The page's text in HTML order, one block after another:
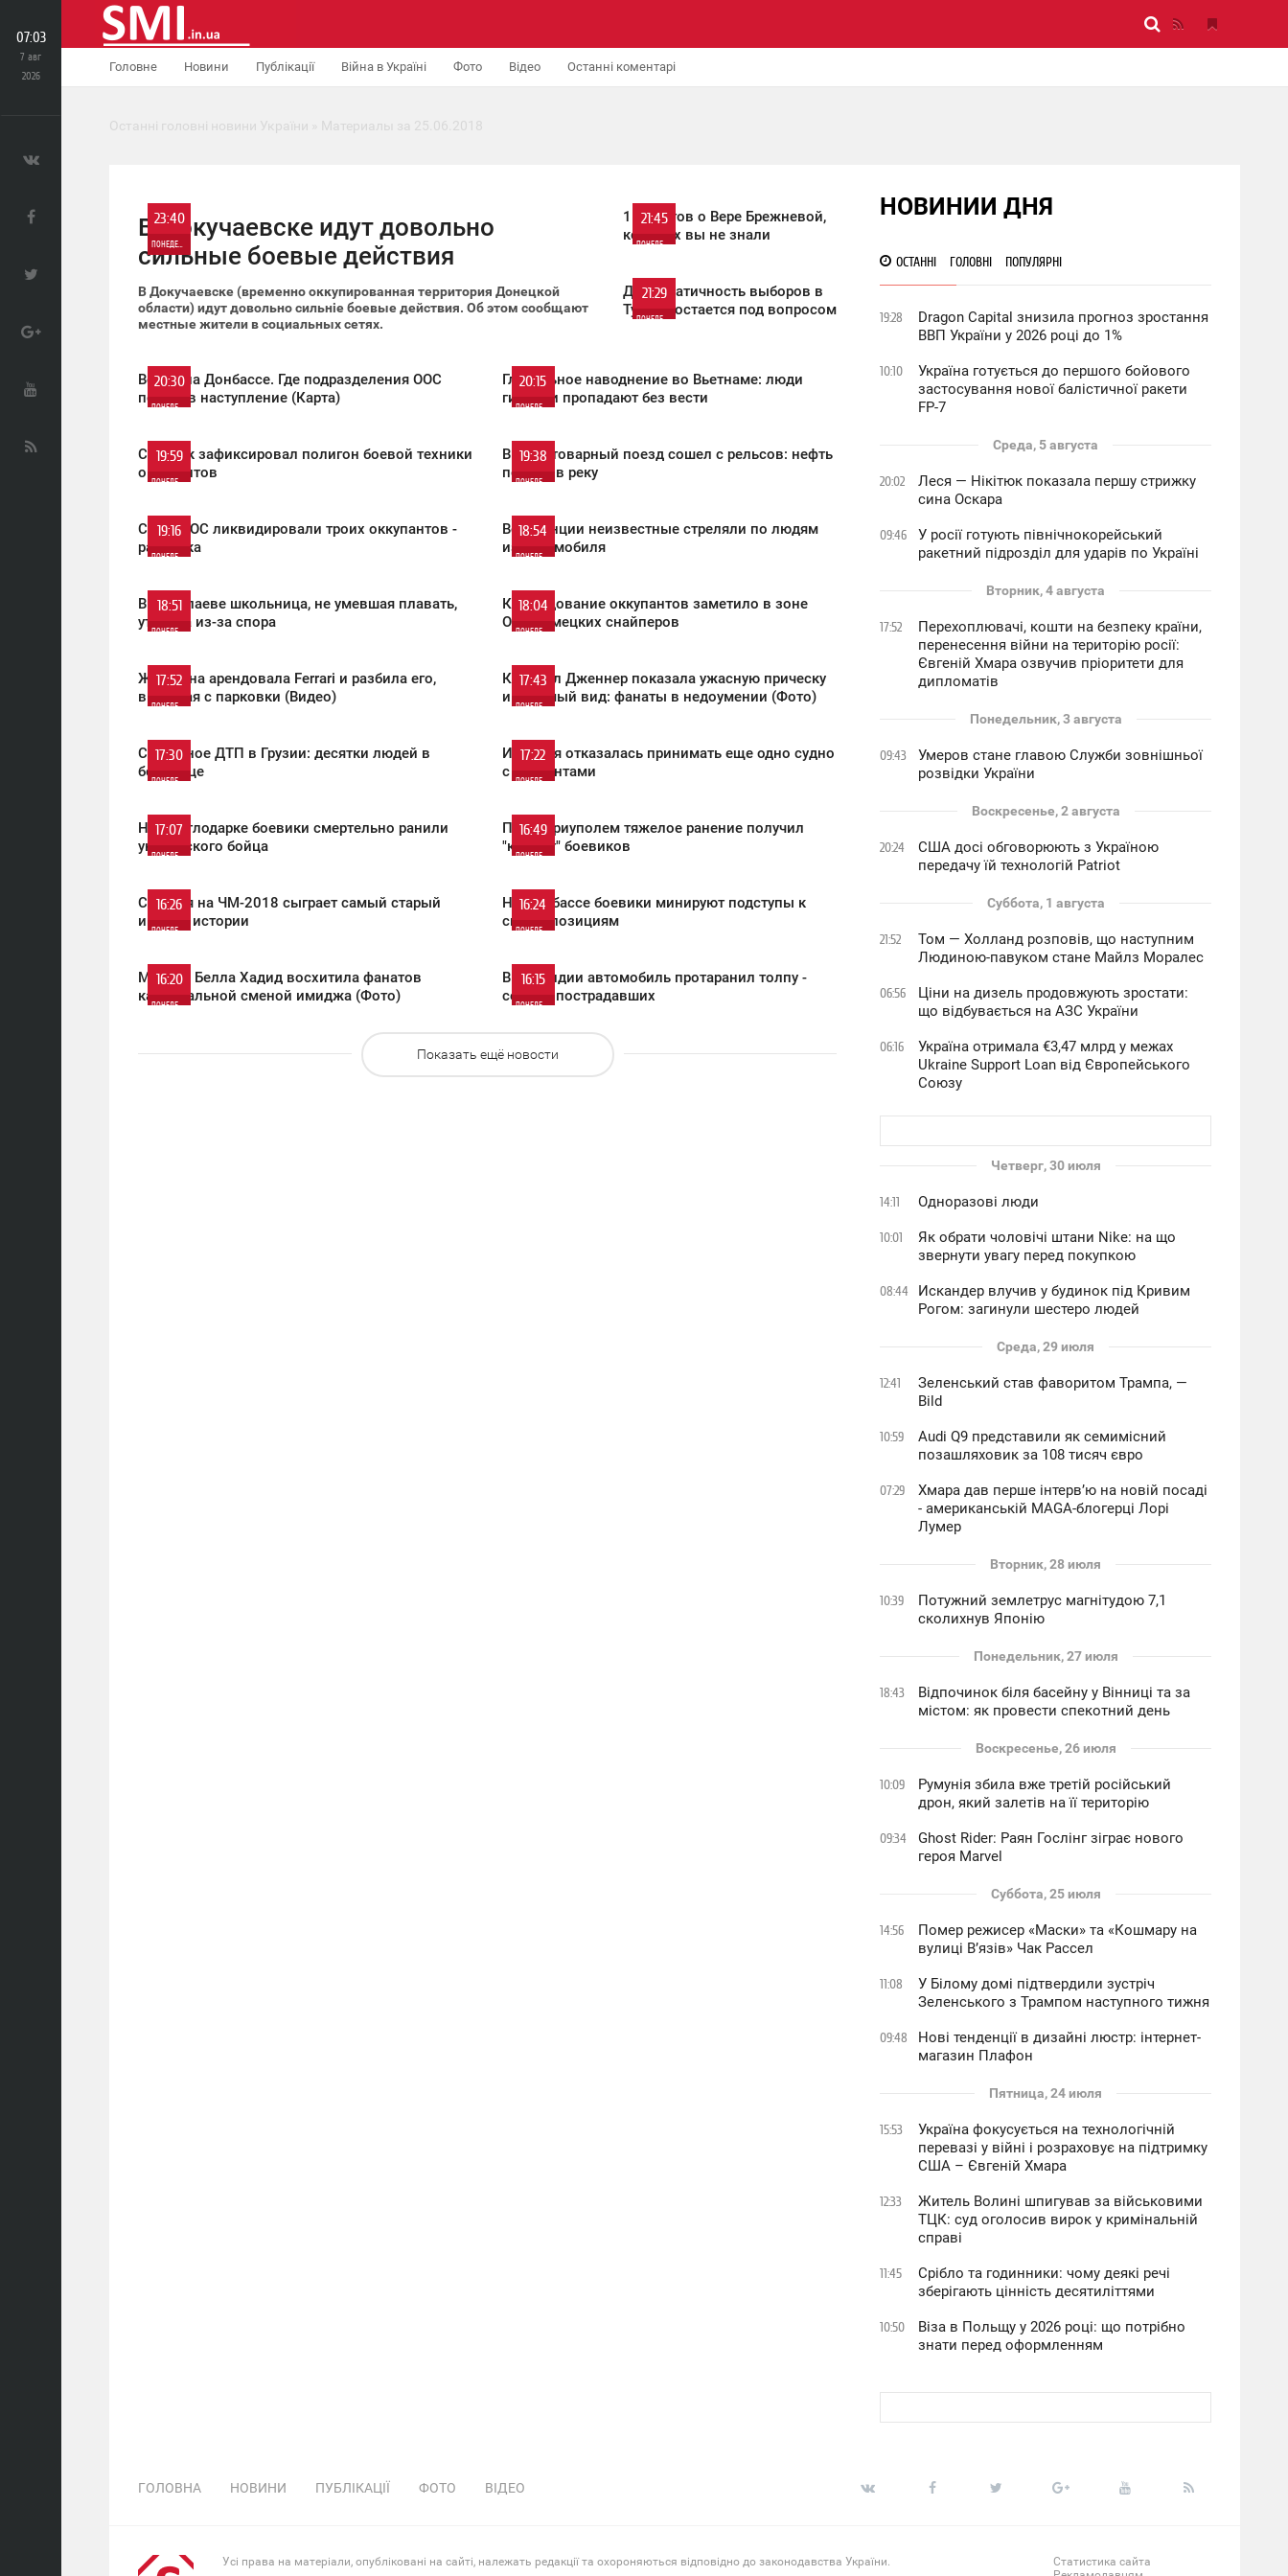
Головне Новини Публікації Війна в Україні Фото Відео Останні коментарі
07:03
7 авг
2026
Останні головні новини України » Материалы за 25.06.2018
23:40
ПОНЕДЕЛЬНИК
683
В Докучаевске идут довольно
сильные боевые действия
В Докучаевске (временно оккупированная территория Донецкой
области) идут довольно сильніе боевые действия. Об этом сообщают
местные жители в социальных сетях.
21:45
ПОНЕДЕЛЬНИК
15 фактов о Вере Брежневой,
которых вы не знали
21:29
ПОНЕДЕЛЬНИК
Демократичность выборов в
Турции остается под вопросом
20:30
ПОНЕДЕЛЬНИК
Война на Донбассе. Где подразделения ООС
пошли в наступление (Карта)
20:15
ПОНЕДЕЛЬНИК
Глобальное наводнение во Вьетнаме: люди
гибнут и пропадают без вести
19:59
ПОНЕДЕЛЬНИК
Спутник зафиксировал полигон боевой техники
оккупантов
19:38
ПОНЕДЕЛЬНИК
В США товарный поезд сошел с рельсов: нефть
попала в реку
19:16
ПОНЕДЕЛЬНИК
Силы ООС ликвидировали троих оккупантов -
разведка
18:54
ПОНЕДЕЛЬНИК
Во Франции неизвестные стреляли по людям
из автомобиля
18:51
ПОНЕДЕЛЬНИК
В Николаеве школьница, не умевшая плавать,
утонула из-за спора
18:04
ПОНЕДЕЛЬНИК
Командование оккупантов заметило в зоне
ООС немецких снайперов
17:52
ПОНЕДЕЛЬНИК
Женщина арендовала Ferrari и разбила его,
выезжая с парковки (Видео)
17:43
ПОНЕДЕЛЬНИК
Кендалл Дженнер показала ужасную прическу
и угрюмый вид: фанаты в недоумении (Фото)
17:30
ПОНЕДЕЛЬНИК
Серьезное ДТП в Грузии: десятки людей в
больнице
17:22
ПОНЕДЕЛЬНИК
Испания отказалась принимать еще одно судно
с мигрантами
17:07
ПОНЕДЕЛЬНИК
На Светлодарке боевики смертельно ранили
украинского бойца
16:49
ПОНЕДЕЛЬНИК
Под Мариуполем тяжелое ранение получил
"комбат" боевиков
16:26
ПОНЕДЕЛЬНИК
Сегодня на ЧМ-2018 сыграет самый старый
игрок в истории
16:24
ПОНЕДЕЛЬНИК
На Донбассе боевики минируют подступы к
своим позициям
16:20
ПОНЕДЕЛЬНИК
Модель Белла Хадид восхитила фанатов
кардинальной сменой имиджа (Фото)
16:15
ПОНЕДЕЛЬНИК
В Ирландии автомобиль протаранил толпу -
семеро пострадавших
Показать ещё новости
НОВИНИИ ДНЯ
ОСТАННІ ГОЛОВНІ ПОПУЛЯРНІ
19:28
Dragon Capital знизила прогноз зростання
ВВП України у 2026 році до 1%
10:10
Україна готується до першого бойового
застосування нової балістичної ракети
FP-7
Среда, 5 августа
20:02
Леся — Нікітюк показала першу стрижку
сина Оскара
09:46
У росії готують північнокорейський
ракетний підрозділ для ударів по Україні
Вторник, 4 августа
17:52
Перехоплювачі, кошти на безпеку країни,
перенесення війни на територію росії:
Євгеній Хмара озвучив пріоритети для
дипломатів
Понедельник, 3 августа
09:43
Умеров стане главою Служби зовнішньої
розвідки України
Воскресенье, 2 августа
20:24
США досі обговорюють з Україною
передачу їй технологій Patriot
Суббота, 1 августа
21:52
Том — Холланд розповів, що наступним
Людиною-павуком стане Майлз Моралес
06:56
Ціни на дизель продовжують зростати:
що відбувається на АЗС України
06:16
Україна отримала €3,47 млрд у межах
Ukraine Support Loan від Європейського
Союзу
Четверг, 30 июля
14:11 Одноразові люди
10:01
Як обрати чоловічі штани Nike: на що
звернути увагу перед покупкою
08:44
Искандер влучив у будинок під Кривим
Рогом: загинули шестеро людей
Среда, 29 июля
12:41
Зеленський став фаворитом Трампа, —
Bild
10:59
Audi Q9 представили як семимісний
позашляховик за 108 тисяч євро
07:29
Хмара дав перше інтервʼю на новій посаді
- американській MAGA-блогерці Лорі
Лумер
Вторник, 28 июля
10:39
Потужний землетрус магнітудою 7,1
сколихнув Японію
Понедельник, 27 июля
18:43
Відпочинок біля басейну у Вінниці та за
містом: як провести спекотний день
Воскресенье, 26 июля
10:09
Румунія збила вже третій російський
дрон, який залетів на її територію
09:34
Ghost Rider: Раян Гослінг зіграє нового
героя Marvel
Суббота, 25 июля
14:56
Помер режисер «Маски» та «Кошмару на
вулиці В’язів» Чак Рассел
11:08
У Білому домі підтвердили зустріч
Зеленського з Трампом наступного тижня
09:48
Нові тенденції в дизайні люстр: інтернет-
магазин Плафон
Пятница, 24 июля
15:53
Україна фокусується на технологічній
перевазі у війні і розраховує на підтримку
США – Євгеній Хмара
12:33
Житель Волині шпигував за військовими
ТЦК: суд оголосив вирок у кримінальній
справі
11:45
Срібло та годинники: чому деякі речі
зберігають цінність десятиліттями
10:50
Віза в Польщу у 2026 році: що потрібно
знати перед оформленням
ГОЛОВНА НОВИНИ ПУБЛІКАЦІЇ ФОТО ВІДЕО
Статистика сайта
Усі права на матеріали, опубліковані на сайті, належать редакції та охороняються відповідно до законодавства України.